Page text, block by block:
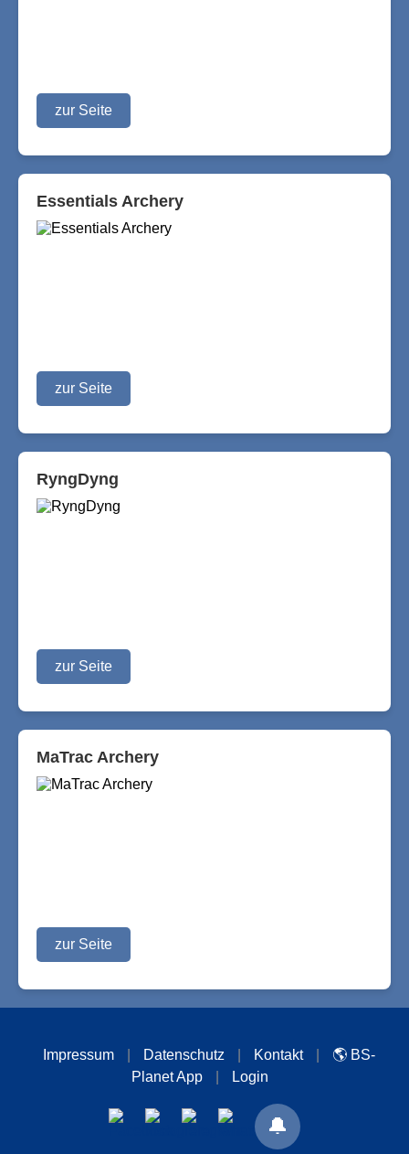
zur Seite
Essentials Archery
zur Seite
RyngDyng
zur Seite
MaTrac Archery
zur Seite
Impressum Datenschutz Kontakt
🌎 BS-
Planet App
Login
🔔